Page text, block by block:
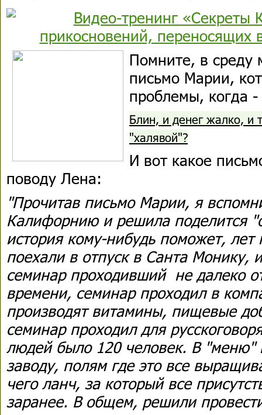
Помните, в среду
письмо Марии,
проблемы, когда -
Блин, и денег жалко, и
"халявой"?
И вот какое
поводу Лена:
"Прочитав письмо Марии, я
Калифорнию и решила поделится
история кому-нибудь поможет,
поехали в отпуск в Санта Монику,
семинар проходивший не далеко
времени, семинар проходил в
производят витамины, пищевые
семинар проходил для
людей было 120 человек. В "меню"
заводу, полям где это все
чего ланч, за который все
заранее. В общем, решили